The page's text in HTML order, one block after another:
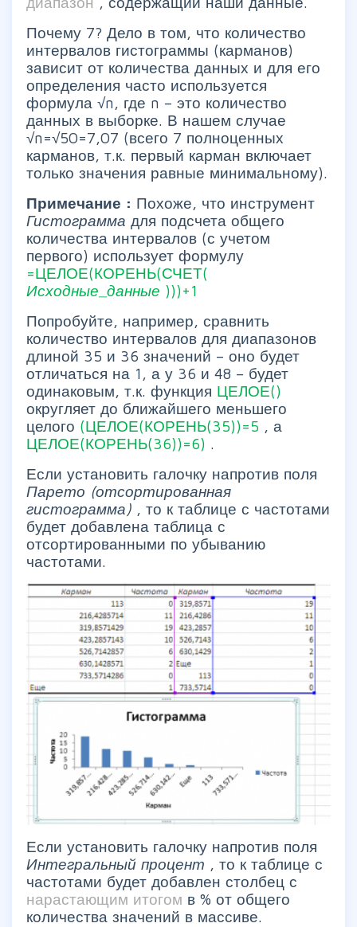
Почему 7? Дело в том, что количество
интервалов гистограммы (карманов)
зависит от количества данных и для его
определения часто используется
формула √n, где n – это количество
данных в выборке. В нашем случае
√n=√50=7,07 (всего 7 полноценных
карманов, т.к. первый карман включает
только значения равные минимальному).
Примечание : Похоже, что инструмент
Гистограмма для подсчета общего
количества интервалов (с учетом
первого) использует формулу
=ЦЕЛОЕ(КОРЕНЬ(СЧЕТ(
Исходные_данные )))+1
Попробуйте, например, сравнить
количество интервалов для диапазонов
длиной 35 и 36 значений – оно будет
отличаться на 1, а у 36 и 48 – будет
одинаковым, т.к. функция ЦЕЛОЕ()
округляет до ближайшего меньшего
целого (ЦЕЛОЕ(КОРЕНЬ(35))=5 , а
ЦЕЛОЕ(КОРЕНЬ(36))=6) .
Если установить галочку напротив поля
Парето (отсортированная
гистограмма) , то к таблице с частотами
будет добавлена таблица с
отсортированными по убыванию
частотами.
Если установить галочку напротив поля
Интегральный процент , то к таблице с
частотами будет добавлен столбец с
нарастающим итогом в % от общего
количества значений в массиве.